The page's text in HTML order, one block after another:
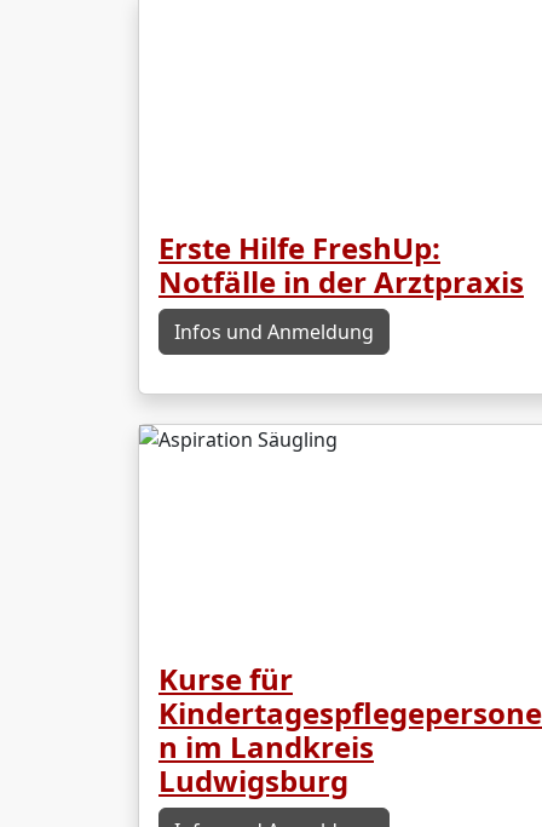
Erste Hilfe FreshUp:
Notfälle in der Arztpraxis
Infos und Anmeldung
Kurse für
Kindertagespflegepersone
n im Landkreis
Ludwigsburg